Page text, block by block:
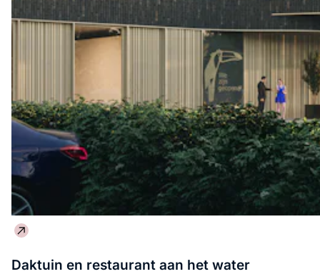
Daktuin en restaurant aan het water